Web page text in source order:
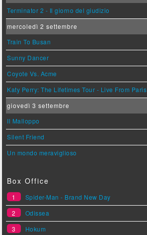
Terminator 2 - Il giorno del giudizio
mercoledì 2 settembre
Train To Busan
Sunny Dancer
Coyote Vs. Acme
Katy Perry: The Lifetimes Tour - Live From Paris
giovedì 3 settembre
Il Malloppo
Silent Friend
Un mondo meraviglioso
Box Office
1
Spider-Man - Brand New Day
2
Odissea
3
Hokum